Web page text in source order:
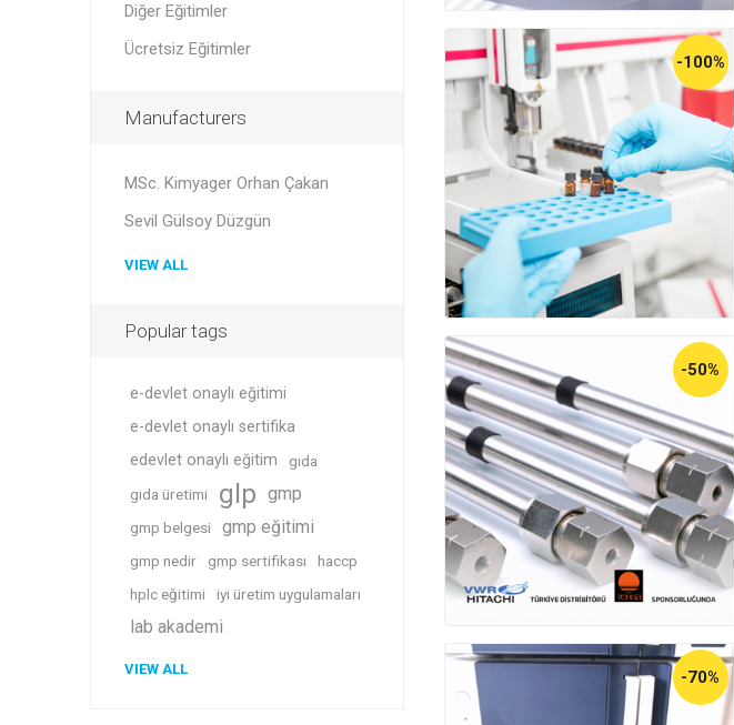
-100%
-50%
-70%
Diğer Eğitimler
Ücretsiz Eğitimler
Manufacturers
MSc. Kimyager Orhan Çakan
Sevil Gülsoy Düzgün
VIEW ALL
Popular tags
e-devlet onaylı eğitimi
e-devlet onaylı sertifika
edevlet onaylı eğitim
gıda
gıda üretimi
glp gmp
gmp belgesi gmp eğitimi
gmp nedir gmp sertifikası
haccp
hplc eğitimi
iyi üretim uygulamaları
lab akademi
VIEW ALL